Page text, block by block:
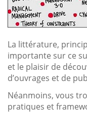
La littérature,
importante sur ce
et le plaisir de
d’ouvrages et de
Néanmoins, vous
pratiques et